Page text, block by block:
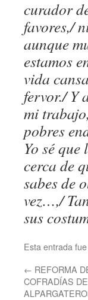
curador
favores,/
aunque
estamos
vida
fervor./ Y
mi
pobres
Yo sé
cerca de
sabes de
vez…,/
sus
Esta entrada
← REFORMA
COFRADÍAS